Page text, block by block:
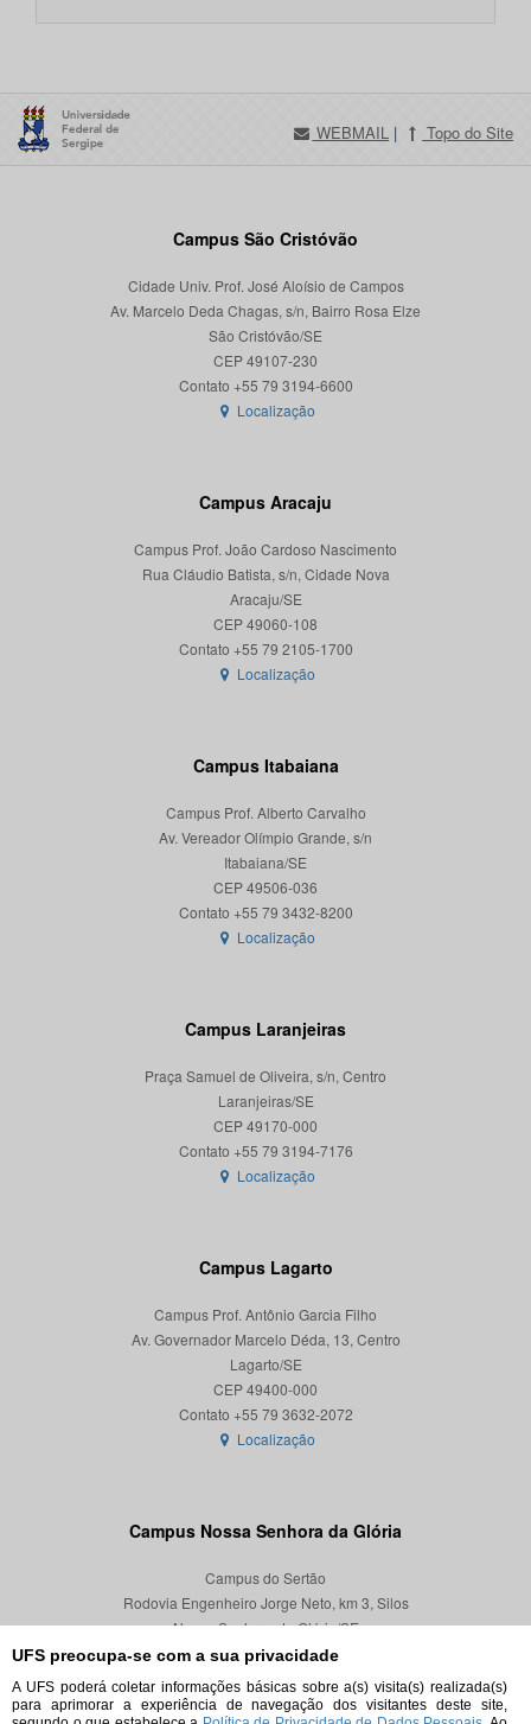
UFS preocupa-se com a sua privacidade
A UFS poderá coletar informações básicas sobre a(s) visita(s) realizada(s)
para aprimorar a experiência de navegação dos visitantes deste site,
WEBMAIL | Topo do Site
Campus São Cristóvão
Cidade Univ. Prof. José Aloísio de Campos
Av. Marcelo Deda Chagas, s/n, Bairro Rosa Elze
São Cristóvão/SE
CEP 49107-230
Localização
Campus Aracaju
Campus Prof. João Cardoso Nascimento
Rua Cláudio Batista, s/n, Cidade Nova
Aracaju/SE
CEP 49060-108
Localização
Campus Itabaiana
Campus Prof. Alberto Carvalho
Av. Vereador Olímpio Grande, s/n
Itabaiana/SE
CEP 49506-036
Localização
Campus Laranjeiras
Praça Samuel de Oliveira, s/n, Centro
Laranjeiras/SE
CEP 49170-000
Localização
Campus Lagarto
Campus Prof. Antônio Garcia Filho
Av. Governador Marcelo Déda, 13, Centro
Lagarto/SE
CEP 49400-000
Localização
Campus Nossa Senhora da Glória
Campus do Sertão
Rodovia Engenheiro Jorge Neto, km 3, Silos
Nossa Senhora da Glória/SE
CEP 49680-000
Localização